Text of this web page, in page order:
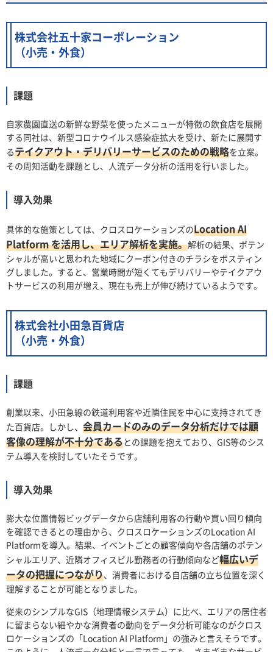
株式会社五十家コーポレーション
（小売・外食）
課題
自家農園直送の新鮮な野菜を使ったメニューが特徴の飲食店を展開
する同社は、新型コロナウイルス感染症拡大を受け、新たに展開す
るテイクアウト・デリバリーサービスのための戦略を立案。
その周知活動を課題とし、人流データ分析の活用を行いました。
導入効果
具体的な施策としては、クロスロケーションズのLocation AI
Platform を活用し、エリア解析を実施。解析の結果、ポテン
シャルが高いと思われた地域にクーポン付きのチラシをポスティン
グしました。すると、営業時間が短くてもデリバリーやテイクアウ
トサービスの利用が増え、現在も売上が伸び続けているようです。
株式会社小田急百貨店
（小売・外食）
課題
創業以来、小田急線の鉄道利用客や近隣住民を中心に支持されてき
た百貨店。しかし、 会員カードのみのデータ分析だけでは顧
客像の理解が不十分であるとの課題を抱えており、GIS等のシス
テム導入を検討していたそうです。
導入効果
膨大な位置情報ビッグデータから店舗利用客の行動や買い回り傾向
を確認できるとの理由から、クロスロケーションズのLocation AI
Platformを導入。結果、イベントごとの顧客傾向や各店舗のポテン
シャルエリア、近隣オフィスビル勤務者の行動傾向など幅広いデ
ータの把握につながり、消費者における自店舗の立ち位置を深く
理解することが可能となりました。
従来のシンプルなGIS（地理情報システム）に比べ、エリアの居住者
に留まらない細やかな消費者の動向をデータ分析可能なのがクロス
ロケーションズの「Location AI Platform」の強みと言えそうです。